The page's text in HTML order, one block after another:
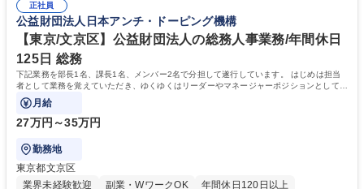
幅広い業務の体得が可能で、多様なキャリアパスを描くことも可能です。
募集職種 【総務】未経験歓迎◎/リモート可/世界で唯一の事業/福利厚生◎/
再雇用有
対処できる・新しいことに興味関心がある 【魅力】■自己啓発支援：資格
取得や通信教育など費用の80%（年間25万円まで）を補助 ■住宅手当：家
賃の50%（月額7万円まで）を補助 学歴・資格 学歴：大学院 大学 語学
力： 資格：
正社員
公益財団法人日本アンチ・ドーピング機構
【東京/文京区】公益財団法人の総務人事業務/年間休日
125日 総務
下記業務を部長1名、課長1名、メンバー2名で分担して遂行しています。 はじめは担当
者として業務を覚えていただき、ゆくゆくはリーダーやマネージャーポジションとして活
躍いただくことを期待しています。
月給
27万円～35万円
勤務地
東京都文京区
業界未経験歓迎
副業・WワークOK 年間休日120日以上